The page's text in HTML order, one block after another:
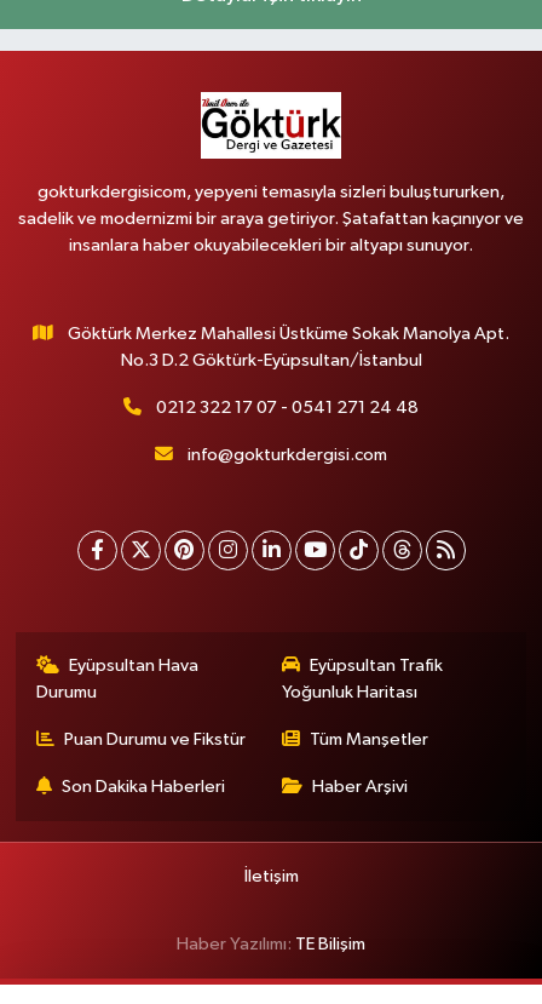
gokturkdergisicom, yepyeni temasıyla sizleri buluştururken,
sadelik ve modernizmi bir araya getiriyor. Şatafattan kaçınıyor ve
insanlara haber okuyabilecekleri bir altyapı sunuyor.
Göktürk Merkez Mahallesi Üstküme Sokak Manolya Apt.
No.3 D.2 Göktürk-Eyüpsultan/İstanbul
0212 322 17 07 - 0541 271 24 48
info@gokturkdergisi.com
Eyüpsultan Hava
Durumu
Eyüpsultan Trafik
Yoğunluk Haritası
Puan Durumu ve Fikstür Tüm Manşetler
Son Dakika Haberleri Haber Arşivi
İletişim
Haber Yazılımı: TE Bilişim